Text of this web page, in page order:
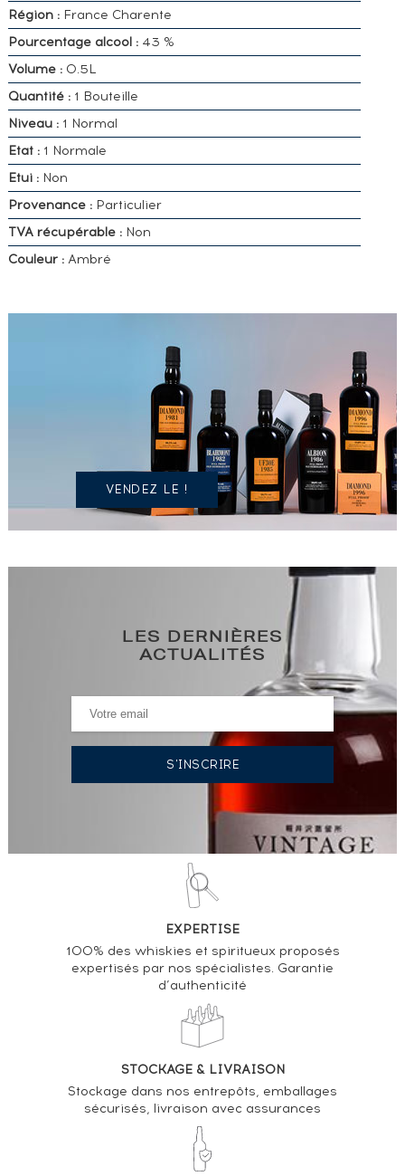
Région : France Charente
Pourcentage alcool :43 %
Volume : 0.5L
Quantité :1 Bouteille
Niveau :1 Normal
Etat :1 Normale
Etui :Non
Provenance :Particulier
TVA récupérable :Non
Couleur :Ambré
POSSÉDEZ
SPIRITUEUX
IDENTIQUE
VENDEZ LE !
LES DERNIÈRES
ACTUALITÉS
EXPERTISE
100% des whiskies et spiritueux proposés
expertisés par nos spécialistes. Garantie
d’authenticité
STOCKAGE & LIVRAISON
Stockage dans nos entrepôts, emballages
sécurisés, livraison avec assurances